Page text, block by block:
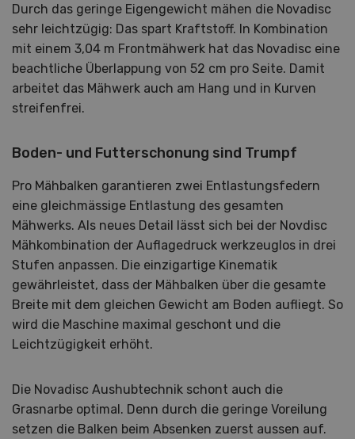
Durch das geringe Eigengewicht mähen die Novadisc
sehr leichtzügig: Das spart Kraftstoff. In Kombination
mit einem 3,04 m Frontmähwerk hat das Novadisc eine
beachtliche Überlappung von 52 cm pro Seite. Damit
arbeitet das Mähwerk auch am Hang und in Kurven
streifenfrei.
Boden- und Futterschonung sind Trumpf
Pro Mähbalken garantieren zwei Entlastungsfedern
eine gleichmässige Entlastung des gesamten
Mähwerks. Als neues Detail lässt sich bei der Novdisc
Mähkombination der Auflagedruck werkzeuglos in drei
Stufen anpassen. Die einzigartige Kinematik
gewährleistet, dass der Mähbalken über die gesamte
Breite mit dem gleichen Gewicht am Boden aufliegt. So
wird die Maschine maximal geschont und die
Leichtzügigkeit erhöht.
Die Novadisc Aushubtechnik schont auch die
Grasnarbe optimal. Denn durch die geringe Voreilung
setzen die Balken beim Absenken zuerst aussen auf.